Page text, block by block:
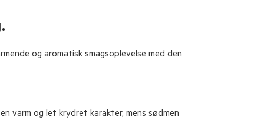
og aromatisk smagsoplevelse med den
varm og let krydret karakter, mens sødmen